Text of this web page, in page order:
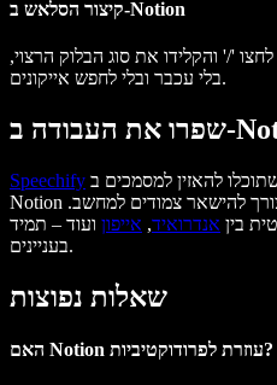
קיצור הסלאש ב-Notion
'/' והקלידו את סוג הבלוק הרצוי,
בלי עכבר ובלי לחפש אייקונים.
Speechify
Notion מכל מכשיר ובכל זמן. אין צורך להישאר צמודים למחשב.
בין אנדרואיד, אייפון ועוד – תמיד
בעניינים.
שאלות נפוצות
האם Notion עוזרת לפרודוקטיביות?